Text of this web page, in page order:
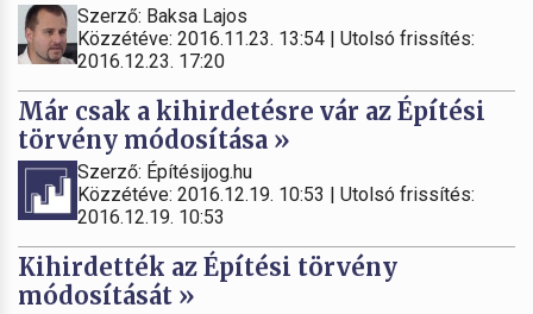
Szerző: Baksa Lajos
Közzétéve: 2016.11.23. 13:54 | Utolsó frissítés:
2016.12.23. 17:20
Már csak a kihirdetésre vár az Építési
törvény módosítása »
Szerző: Építésijog.hu
Közzétéve: 2016.12.19. 10:53 | Utolsó frissítés:
2016.12.19. 10:53
Kihirdették az Építési törvény
módosítását »